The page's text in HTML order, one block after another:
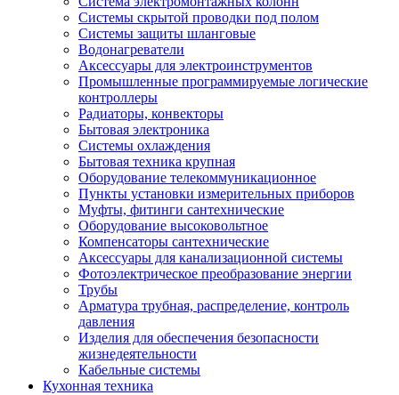
Системы скрытой проводки под полом
Системы защиты шланговые
Водонагреватели
Аксессуары для электроинструментов
Промышленные программируемые логические
контроллеры
Радиаторы, конвекторы
Бытовая электроника
Системы охлаждения
Бытовая техника крупная
Оборудование телекоммуникационное
Пункты установки измерительных приборов
Муфты, фитинги сантехнические
Оборудование высоковольтное
Компенсаторы сантехнические
Аксессуары для канализационной системы
Фотоэлектрическое преобразование энергии
Трубы
Арматура трубная, распределение, контроль
давления
Изделия для обеспечения безопасности
жизнедеятельности
Кабельные системы
Кухонная техника